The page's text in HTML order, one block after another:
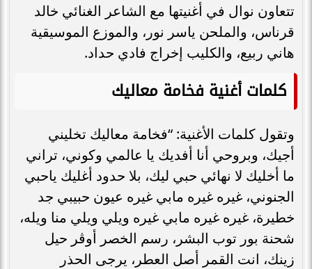
تتعاون نوال في أغنيتها مع الشاعر الغنائي خالد
قرناس، والملحن ياسر نور، والموزع الموسيقية
هاني ربيع، والكليب إخراج فادي حداد.
كلمات أغنية فخامة معاليك
وتقول كلمات الأغنية: “فخامة معاليك تخليني
أجيك، وبروحي أنا أفديك يا عالمي وكوني، تراني
ما أخليك لا نهائي حبي ليك، بلا حدود أغليك ياحبي
الجنوني، غيره غيره مابي غيره عيون حبيبي جد
خطيرة، غيره غيره مابي غيره ويلي ويلي منا ويله،
شحنة بور توب البشر، رسم الخصر أوڤر حيل
زينك، انت القمر أصل العطر، يرجى الحذر